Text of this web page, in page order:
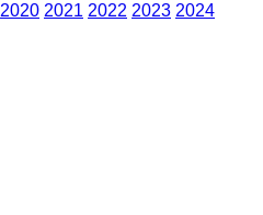
2020 2021 2022 2023 2024